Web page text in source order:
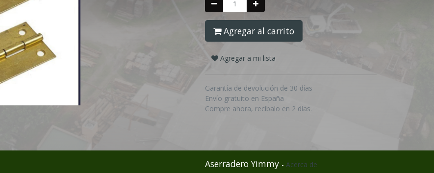
Agregar al carrito
Agregar a mi lista
Garantía de devolución de 30 días
Envío gratuito en España
Compre ahora, recíbalo en 2 días.
Aserradero Yimmy - Acerca de